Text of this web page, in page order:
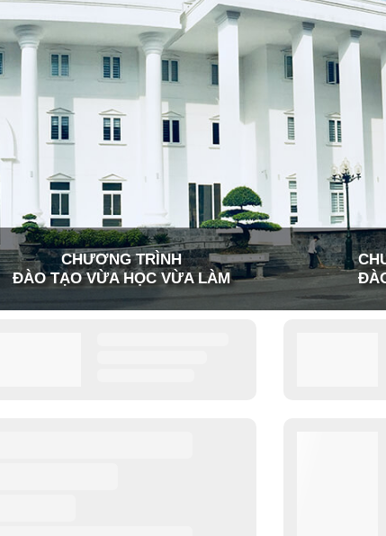
CHƯƠNG TRÌNH
ĐÀO TẠO VỪA HỌC VỪA LÀM